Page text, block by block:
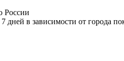
России
дней в зависимости от города